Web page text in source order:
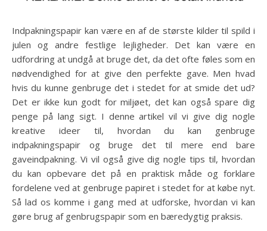
Indpakningspapir kan være en af de største kilder til spild i
julen og andre festlige lejligheder. Det kan være en
udfordring at undgå at bruge det, da det ofte føles som en
nødvendighed for at give den perfekte gave. Men hvad
hvis du kunne genbruge det i stedet for at smide det ud?
Det er ikke kun godt for miljøet, det kan også spare dig
penge på lang sigt. I denne artikel vil vi give dig nogle
kreative ideer til, hvordan du kan genbruge
indpakningspapir og bruge det til mere end bare
gaveindpakning. Vi vil også give dig nogle tips til, hvordan
du kan opbevare det på en praktisk måde og forklare
fordelene ved at genbruge papiret i stedet for at købe nyt.
Så lad os komme i gang med at udforske, hvordan vi kan
gøre brug af genbrugspapir som en bæredygtig praksis.